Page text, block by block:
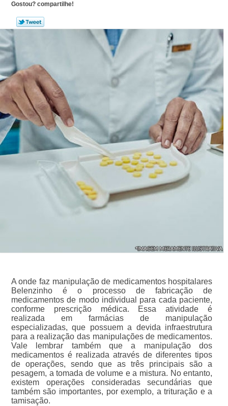
Gostou? compartilhe!
A onde faz manipulação de medicamentos hospitalares
Belenzinho é o processo de fabricação de
medicamentos de modo individual para cada paciente,
conforme prescrição médica. Essa atividade é
realizada em farmácias de manipulação
especializadas, que possuem a devida infraestrutura
para a realização das manipulações de medicamentos.
Vale lembrar também que a manipulação dos
medicamentos é realizada através de diferentes tipos
de operações, sendo que as três principais são a
pesagem, a tomada de volume e a mistura. No entanto,
existem operações consideradas secundárias que
também são importantes, por exemplo, a trituração e a
tamisação.